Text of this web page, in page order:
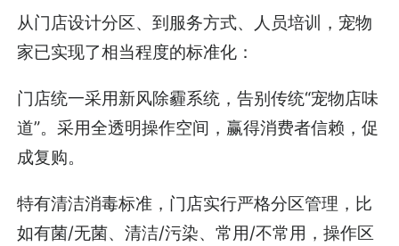
从门店设计分区、到服务方式、人员培训，宠物
家已实现了相当程度的标准化：
门店统一采用新风除霾系统，告别传统“宠物店味
道”。采用全透明操作空间，赢得消费者信赖，促
成复购。
特有清洁消毒标准，门店实行严格分区管理，比
如有菌/无菌、清洁/污染、常用/不常用，操作区